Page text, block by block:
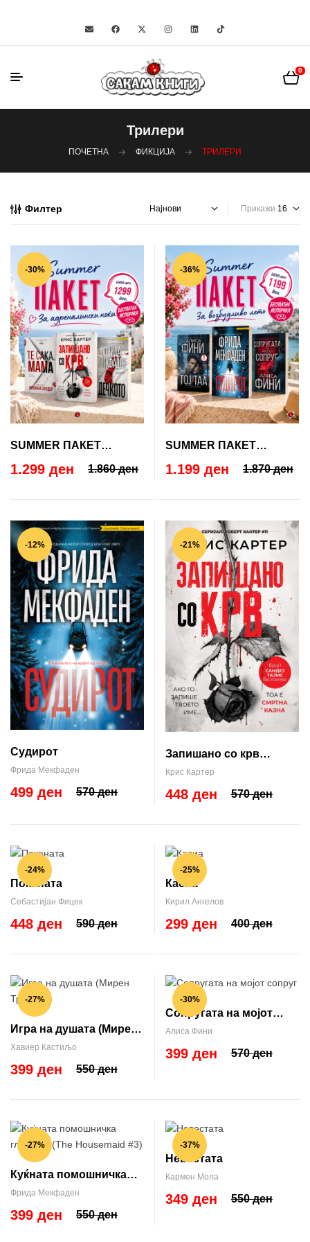
0
Трилери
ПОЧЕТНА ФИКЦИЈА ТРИЛЕРИ
Филтер Прикажи
-30%
SUMMER ПАКЕТ
ТРИЛЕРИ со бесплатна
испорака
1.860 ден
1.299 ден
-36%
SUMMER ПАКЕТ
ПСИХОТРИЛЕРИ со
бесплатна испорака
1.870 ден
1.199 ден
-12%
Судирот
Фрида Мекфаден
570 ден
499 ден
-21%
Запишано со крв
(Robert Hunter #11)
Крис Картер
570 ден
448 ден
-24%
Поканата
Себастијан Фицек
590 ден
448 ден
-25%
Касиа
Кирил Ангелов
400 ден
299 ден
-27%
Игра на душата (Мирен
Тригс #2)
Хавиер Кастиљо
550 ден
399 ден
-30%
Сопругата на мојот
сопруг
Алиса Фини
570 ден
399 ден
-27%
Куќната помошничка
гледа сè (The
Housemaid #3)
Фрида Мекфаден
550 ден
399 ден
-37%
Невестата
Кармен Мола
550 ден
349 ден